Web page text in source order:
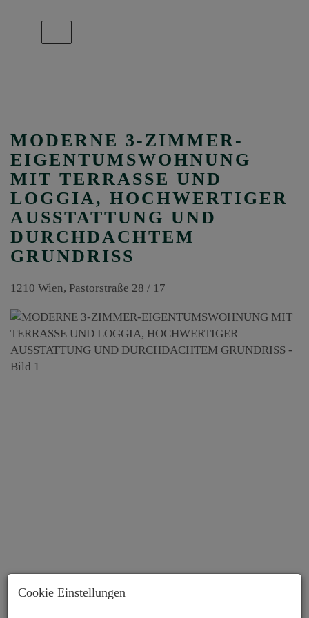
MODERNE 3-ZIMMER-
EIGENTUMSWOHNUNG
MIT TERRASSE UND
LOGGIA, HOCHWERTIGER
AUSSTATTUNG UND
DURCHDACHTEM
GRUNDRISS
1210 Wien, Pastorstraße 28 / 17
Cookie Einstellungen